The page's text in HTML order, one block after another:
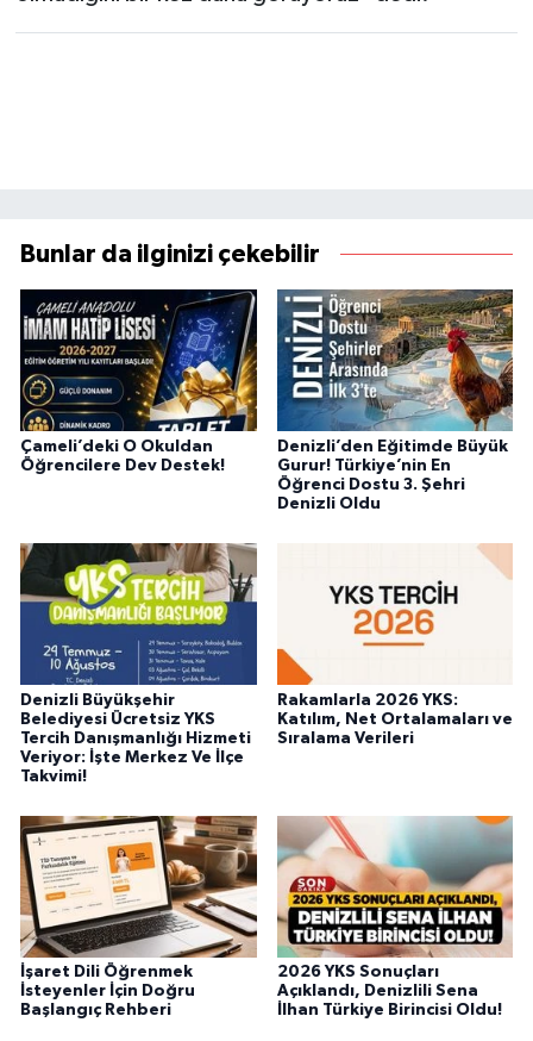
Bunlar da ilginizi çekebilir
Çameli’deki O Okuldan
Öğrencilere Dev Destek!
Denizli’den Eğitimde Büyük
Gurur! Türkiye’nin En
Öğrenci Dostu 3. Şehri
Denizli Oldu
Denizli Büyükşehir
Belediyesi Ücretsiz YKS
Tercih Danışmanlığı Hizmeti
Veriyor: İşte Merkez Ve İlçe
Takvimi!
Rakamlarla 2026 YKS:
Katılım, Net Ortalamaları ve
Sıralama Verileri
İşaret Dili Öğrenmek
İsteyenler İçin Doğru
Başlangıç Rehberi
2026 YKS Sonuçları
Açıklandı, Denizlili Sena
İlhan Türkiye Birincisi Oldu!